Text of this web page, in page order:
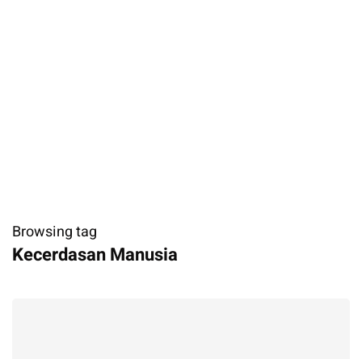
Browsing tag
Kecerdasan Manusia